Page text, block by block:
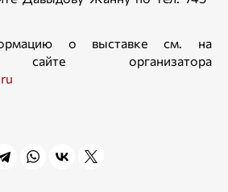
о выставке см. на
сайте организатора